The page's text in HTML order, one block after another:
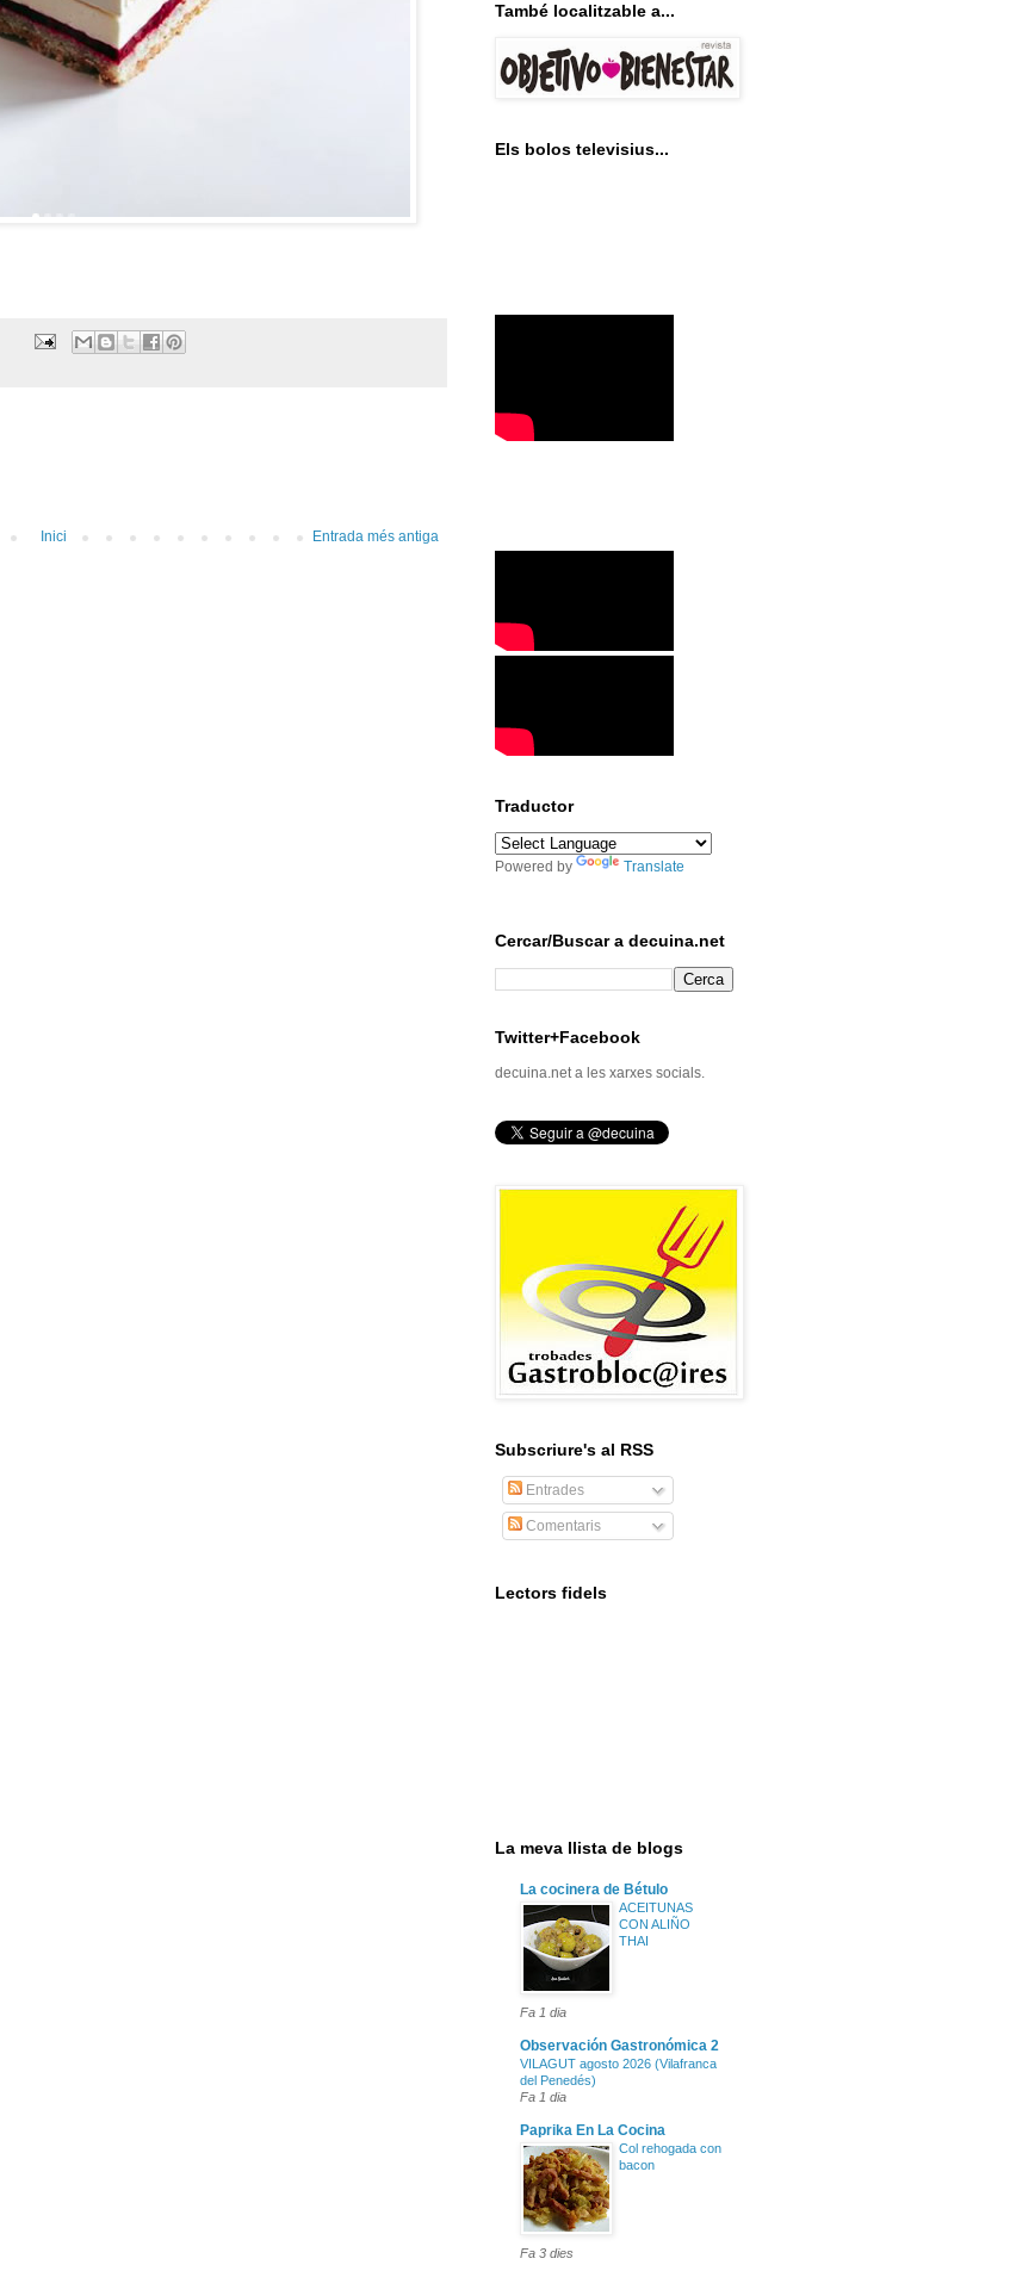
Entrada més antiga
Inici
També localitzable a...
Els bolos televisius...
Traductor
Powered by Translate
Cercar/Buscar a decuina.net
Twitter+Facebook
decuina.net a les xarxes socials.
Subscriure's al RSS
Entrades
Comentaris
Lectors fidels
La meva llista de blogs
La cocinera de Bétulo
ACEITUNAS
CON ALIÑO
THAI
Fa 1 dia
Observación Gastronómica 2
VILAGUT agosto 2026 (Vilafranca
del Penedés)
Fa 1 dia
Paprika En La Cocina
Col rehogada con
bacon
Fa 3 dies